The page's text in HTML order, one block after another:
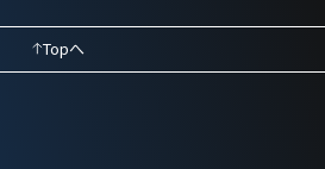
Topへ